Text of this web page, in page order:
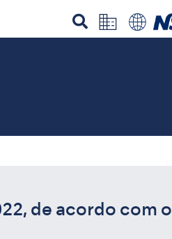
de acordo com o